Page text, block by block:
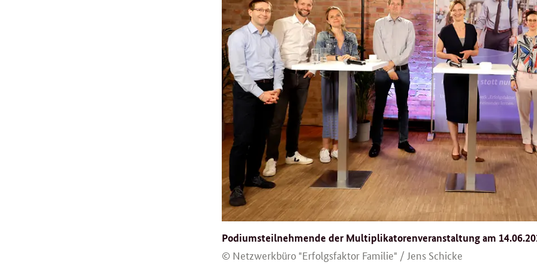
Podiumsteilnehmende der Multiplikatorenveranstaltung am
© Netzwerkbüro "Erfolgsfaktor Familie" / Jens Schicke